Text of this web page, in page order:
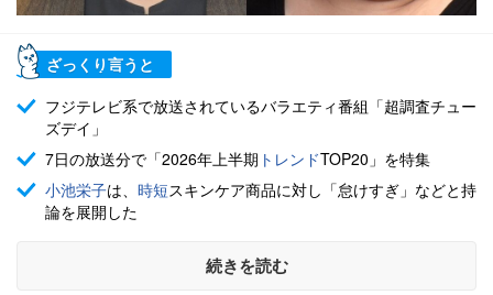
ざっくり言うと
フジテレビ系で放送されているバラエティ番組「超調査チュー
ズデイ」
7日の放送分で「2026年上半期 トレンドTOP20」を特集
小池栄子は、 時短スキンケア商品に対し「怠けすぎ」などと持
論を展開した
続きを読む